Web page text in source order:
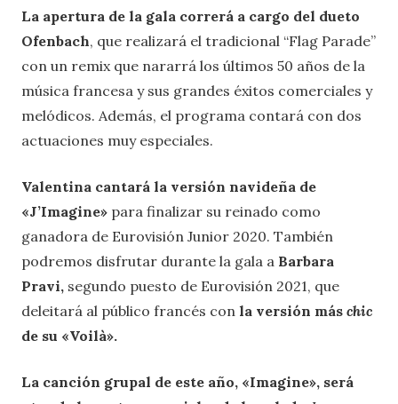
La apertura de la gala correrá a cargo del dueto
Ofenbach, que realizará el tradicional “Flag Parade”
con un remix que nararrá los últimos 50 años de la
música francesa y sus grandes éxitos comerciales y
melódicos. Además, el programa contará con dos
actuaciones muy especiales.
Valentina cantará la versión navideña de
«J’Imagine» para finalizar su reinado como
ganadora de Eurovisión Junior 2020. También
podremos disfrutar durante la gala a Barbara
Pravi, segundo puesto de Eurovisión 2021, que
deleitará al público francés con la versión más chic
de su «Voilà».
La canción grupal de este año, «Imagine», será